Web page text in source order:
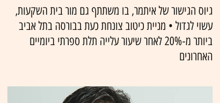
גיוס הגישור של איתמר, בו משתתף גם מור בית השקעות,
עשוי לגדול • מניית כיטוב צונחת כעת בבורסה בתל אביב
ביותר מ-20% לאחר שיעור עלייה תלת ספרתי ביומיים
האחרונים